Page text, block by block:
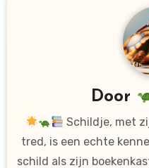
Door
Schildje, met
tred, is een echte
schild als zijn